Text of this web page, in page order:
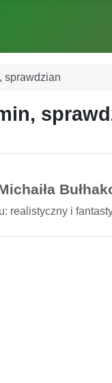
sprawdzian
realistyczny i